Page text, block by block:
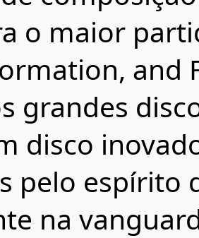
o maior
and
grandes
disco
pelo espírito
na